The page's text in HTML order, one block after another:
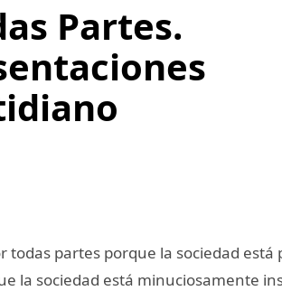
Partes.
todas partes porque la sociedad está
la sociedad está minuciosamente